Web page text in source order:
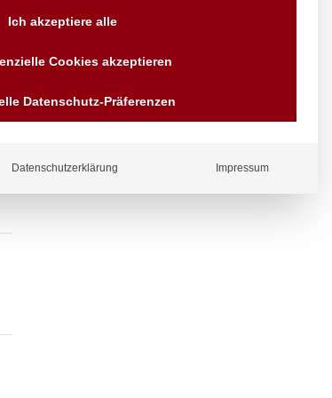
Anfragen
Wir sind seit über 40 Jahren
für Sie da
Vorrauskasse Paypal,
Kreditkarte, Direkt
Ich akzeptiere alle
Cookies akzeptieren
Datenschutz-Präferenzen
Datenschutzerklärung Impressum